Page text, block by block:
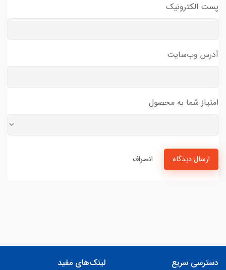
پست الکترونیک
آدرس وب‌سایت
امتیاز شما به محصول
ارسال دیدگاه انصراف
دسترسی سریع لینک‌های مفید